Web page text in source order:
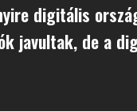
digitális
javultak, de a